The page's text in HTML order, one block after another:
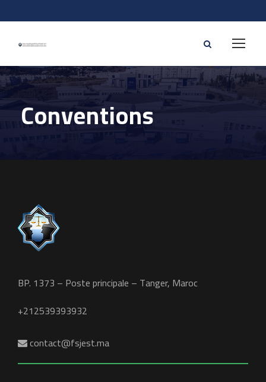
Conventions
BP. 1373 – Poste principale – Tanger, Maroc
+212539393932
contact@fsjest.ma